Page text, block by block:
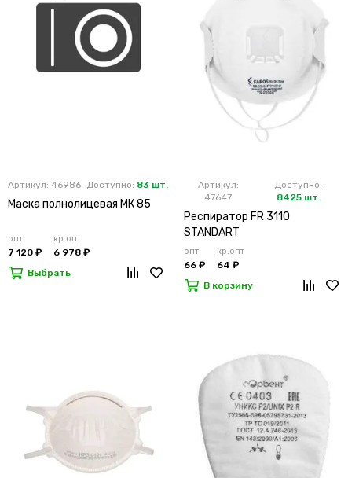
Артикул: 46986 Доступно: 83 шт.
Маска полнолицевая МК 85
опт
7 120 ₽
кр.опт
6 978 ₽
Выбрать
Артикул:
47647
Доступно:
8425 шт.
Респиратор FR 3110
STANDART
опт
66 ₽
кр.опт
64 ₽
В корзину